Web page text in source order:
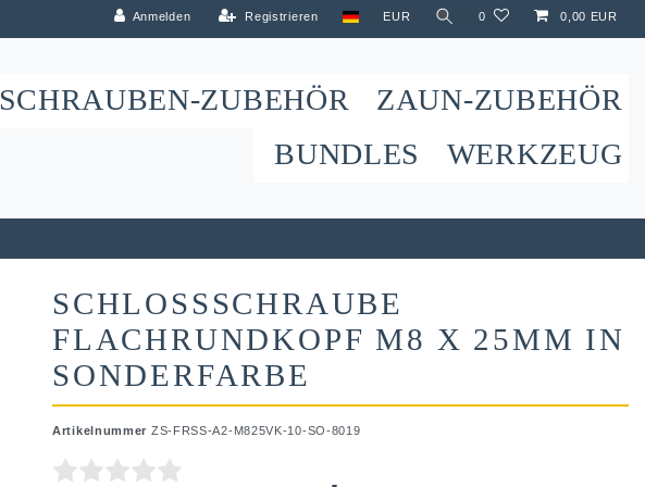
Anmelden Registrieren EUR 0 0,00 EUR
SCHRAUBEN-ZUBEHÖR
ZAUN-ZUBEHÖR
BUNDLES
WERKZEUG
SCHLOSSSCHRAUBE
FLACHRUNDKOPF M8 X 25MM IN
SONDERFARBE
Artikelnummer ZS-FRSS-A2-M825VK-10-SO-8019